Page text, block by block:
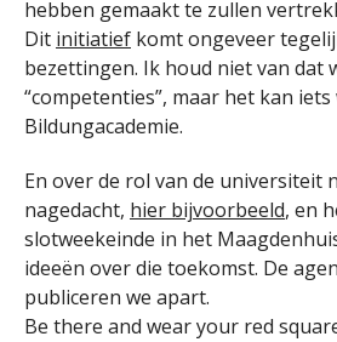
hebben gemaakt te zullen
Dit initiatief komt ongeveer
bezettingen. Ik houd niet van dat
“competenties”, maar het kan
Bildungacademie.
En over de rol van de universiteit
nagedacht, hier bijvoorbeeld, en
slotweekeinde in het
ideeën over die toekomst. De
publiceren we apart.
Be there and wear your red